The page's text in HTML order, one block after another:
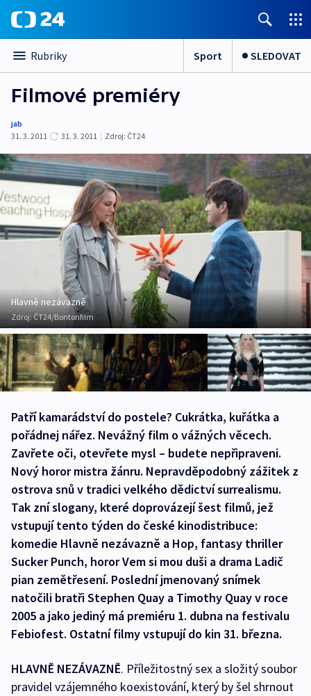
Rubriky Sport SLEDOVAT
Filmové premiéry
jab
31. 3. 2011
31. 3. 2011 | Zdroj: ČT24
Hlavně nezávazně
Zdroj:ČT24/Bontonfilm
Patří kamarádství do postele? Cukrátka, kuřátka a
pořádnej nářez. Nevážný film o vážných věcech.
Zavřete oči, otevřete mysl – budete nepřipraveni.
Nový horor mistra žánru. Nepravděpodobný zážitek z
ostrova snů v tradici velkého dědictví surrealismu.
Tak zní slogany, které doprovázejí šest filmů, jež
vstupují tento týden do české kinodistribuce:
komedie Hlavně nezávazně a Hop, fantasy thriller
Sucker Punch, horor Vem si mou duši a drama Ladič
pian zemětřesení. Poslední jmenovaný snímek
natočili bratři Stephen Quay a Timothy Quay v roce
2005 a jako jediný má premiéru 1. dubna na festivalu
Febiofest. Ostatní filmy vstupují do kin 31. března.
HLAVNĚ NEZÁVAZNĚ. Příležitostný sex a složitý soubor
pravidel vzájemného koexistování, který by šel shrnout